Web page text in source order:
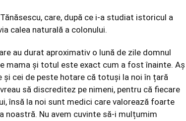
care, după ce i-a studiat istoricul a
calea naturală a colonului.
au durat aproximativ o lună de zile domnul
mama și totul este exact cum a fost înainte. Aș
și cei de peste hotare că totuși la noi în țară
să discreditez pe nimeni, pentru că fiecare
însă la noi sunt medici care valorează foarte
noastră. Nu avem cuvinte să-i mulțumim